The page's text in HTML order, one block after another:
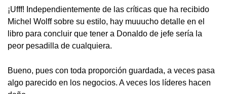
¡Ufff! Independientemente de las críticas que ha recibido
Michel Wolff sobre su estilo, hay muuucho detalle en el
libro para concluir que tener a Donaldo de jefe sería la
peor pesadilla de cualquiera.
Bueno, pues con toda proporción guardada, a veces pasa
algo parecido en los negocios. A veces los líderes hacen